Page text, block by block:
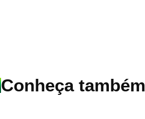
Conheça também